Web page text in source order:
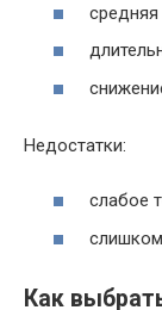
средняя
Недостатки:
слабое
Как